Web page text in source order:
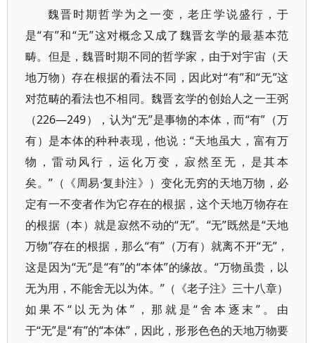
魏晋时期哲学为之一变，老庄学说盛行，于
是“有”和“无”这对概念又成了魏晋玄学的最基本范
畴。但是，魏晋时期不同的哲学家，由于对宇宙（天
地万物）存在根据的看法不同，因此对“有”和“无”这
对范畴的看法也不相同。魏晋玄学的创始人之一王弼
（226—249），认为“无”是事物的本体，而“有”（万
有）是本体的种种表现，他说：“天地虽大，富有万
物，雷动风行，运化万变，寂然至无，是其本
矣。”（《周易·复卦注》）变化无穷的天地万物，必
定有一不变者作为它存在的根据，这个天地万物存在
的根据（本）就是寂然不动的“无”。“无”既然是“天地
万物”存在的根据，那么“有”（万有）就离不开“无”，
这是因为“无”是“有”的“本体”的缘故。“万物虽贵，以
无为用，不能舍无以为体。”（《老子注》三十八章）
如果不“以无为体”，那就是“舍本逐末”。由
于“无”是“有”的“本体”，因此，形形色色的天地万物要